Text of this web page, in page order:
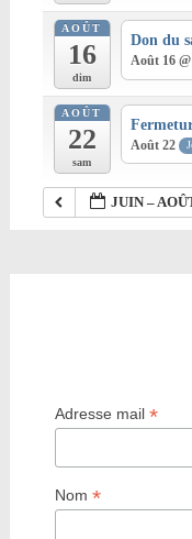
AOÛT
16
dim
Don du
Août 16
AOÛT
22
sam
Août 22
JUIN –
Adresse mail*
Nom*